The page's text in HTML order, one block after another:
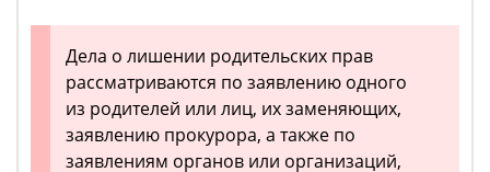
Дела о лишении родительских прав
рассматриваются по заявлению одного
из родителей или лиц, их заменяющих,
заявлению прокурора, а также по
заявлениям органов или организаций,